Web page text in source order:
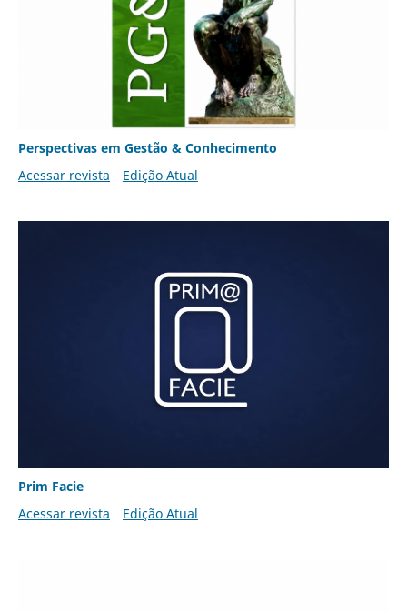
Perspectivas em Gestão & Conhecimento
Acessar revista
Edição Atual
Prim Facie
Acessar revista
Edição Atual